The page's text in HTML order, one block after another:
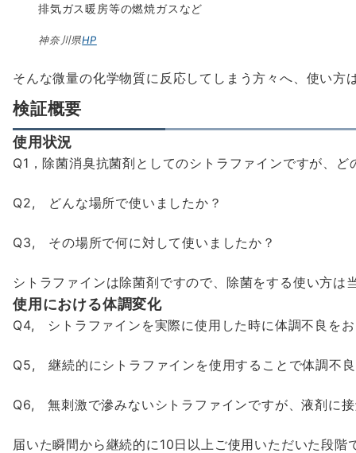
排気ガス暖房等の燃焼ガスなど
神奈川県HP
そんな微量の化学物質に反応してしまう方々へ、使い
検証概要
使用状況
Q1，除菌消臭抗菌剤としてのシトラファインですが、
Q2, どんな場所で使いましたか？
Q3, その場所で何に対して使いましたか？
シトラファインは除菌剤ですので、除菌をする使い方
使用における体調変化
Q4, シトラファインを実際に使用した時に体調不良を
Q5, 継続的にシトラファインを使用することで体調不
Q6, 無刺激で滲みないシトラファインですが、液剤に
届いた瞬間から継続的に10日以上ご使用いただいた段